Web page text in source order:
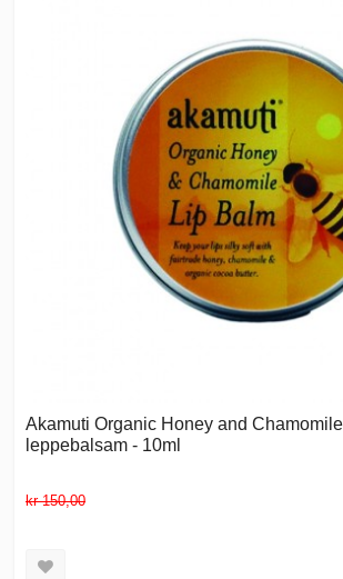
Akamuti Organic Honey and
leppebalsam - 10ml
kr 150,00